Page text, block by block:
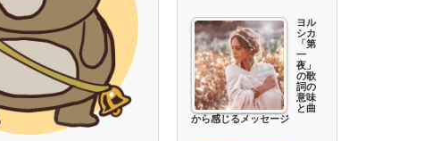
ヨル
シカ
「第
一
夜」
の歌
詞の
意味
と曲
から感じるメッセージ